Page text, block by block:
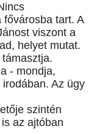
tart. A
viszont a
helyet mutat.
- mondja,
Az ügy
szintén
az ajtóban